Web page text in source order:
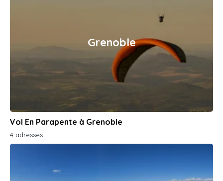
Grenoble
Vol En Parapente à Grenoble
4 adresses